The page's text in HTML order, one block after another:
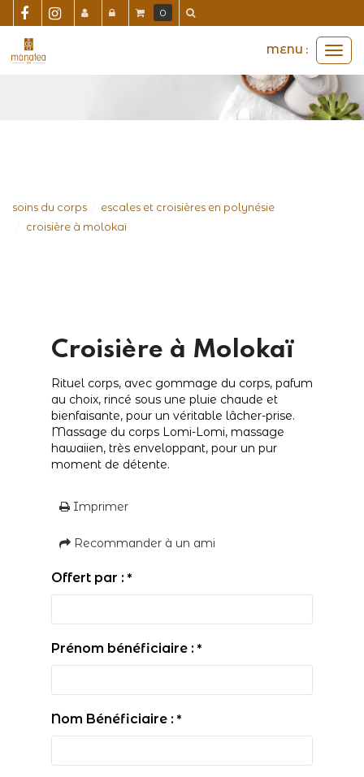
le
MENU :
soins du corps
escales et croisières en polynésie
croisière à molokaï
Croisière à Molokaï
Rituel corps, avec gommage du corps, pafum
au choix, rincé sous une pluie chaude et
bienfaisante, pour un véritable lâcher-prise.
Massage du corps Lomi-Lomi, massage
hawaiien, très enveloppant, pour un pur
moment de détente.
Imprimer
Recommander à un ami
Offert par : *
Prénom bénéficiaire : *
Nom Bénéficiaire : *
0
Panneau de gestion des cookies